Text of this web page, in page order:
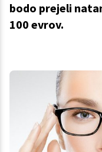
bodo prejeli
100 evrov.